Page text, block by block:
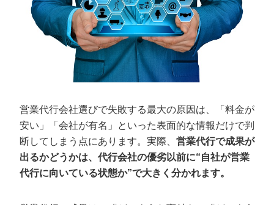
【総合/定額制】コストを抑えてプロに任せ
たい方向けにおすすめの4社
カリトルくん｜実績豊富な精鋭フリーランスが対応す
る営業支援サービス
プの圧倒的組織力
株式会社セレブリックス｜イベント運営や採用など幅
広い業務も依頼可能
株式会社ネオキャリア｜年間1万社支援！全国拠点の圧
倒的実績
営業代行会社選びで失敗する最大の原因は、「料金が
安い」「会社が有名」といった表面的な情報だけで判
断してしまう点にあります。実際、 営業代行で成果が
出るかどうかは、代行会社の優劣以前に“自社が営業
代行に向いている状態か”で大きく分かれます。